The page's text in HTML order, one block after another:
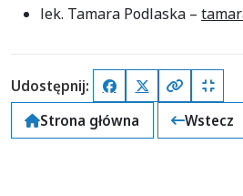
lek. Tamara Podlaska –
Udostępnij: FacebookX (Twitter)
Kopiuj
Strona główna
Wstecz